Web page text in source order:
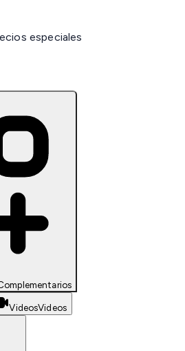
especiales
VideosVideos